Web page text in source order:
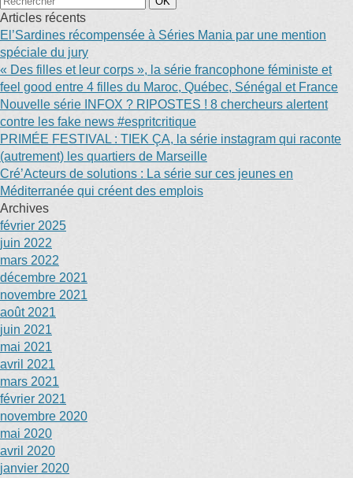
Articles récents
El’Sardines récompensée à Séries Mania par une mention
spéciale du jury
« Des filles et leur corps », la série francophone féministe et
feel good entre 4 filles du Maroc, Québec, Sénégal et France
Nouvelle série INFOX ? RIPOSTES ! 8 chercheurs alertent
contre les fake news #espritcritique
PRIMÉE FESTIVAL : TIEK ÇA, la série instagram qui raconte
(autrement) les quartiers de Marseille
Cré’Acteurs de solutions : La série sur ces jeunes en
Méditerranée qui créent des emplois
Archives
février 2025
juin 2022
mars 2022
décembre 2021
novembre 2021
août 2021
juin 2021
mai 2021
avril 2021
mars 2021
février 2021
novembre 2020
mai 2020
avril 2020
janvier 2020